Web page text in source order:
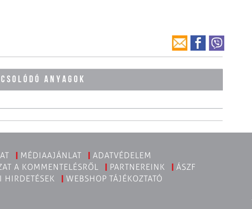
ANYAGOK
MÉDIAAJÁNLAT
ADATVÉDELEM
A KOMMENTELÉSRŐL
PARTNEREINK
ÁSZF
HIRDETÉSEK
WEBSHOP TÁJÉKOZTATÓ